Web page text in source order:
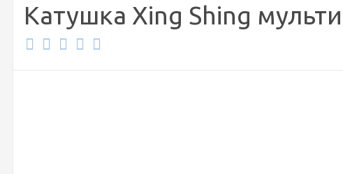
Катушка Xing Shing